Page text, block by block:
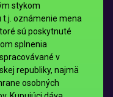
stykom
oznámenie mena
sú poskytnuté
splnenia
v
republiky, najmä
osobných